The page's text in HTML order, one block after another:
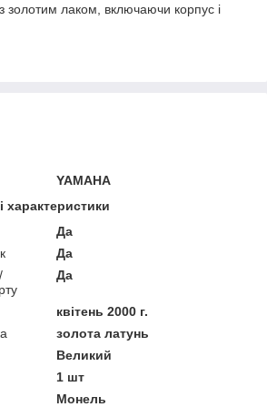
золотим лаком, включаючи корпус і
YAMAHA
характеристики
Да
Да
Да
квітень 2000 г.
золота латунь
Великий
1 шт
Монель